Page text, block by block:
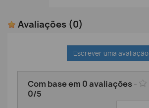
Avaliações (0)
Escrever uma avaliação
Com base em 0avaliações-
0/5